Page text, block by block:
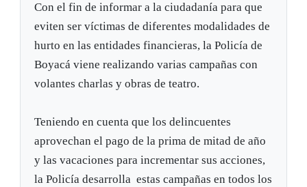
Con el fin de informar a la ciudadanía para que
eviten ser víctimas de diferentes modalidades de
hurto en las entidades financieras, la Policía de
Boyacá viene realizando varias campañas con
volantes charlas y obras de teatro.
Teniendo en cuenta que los delincuentes
aprovechan el pago de la prima de mitad de año
y las vacaciones para incrementar sus acciones,
la Policía desarrolla estas campañas en todos los